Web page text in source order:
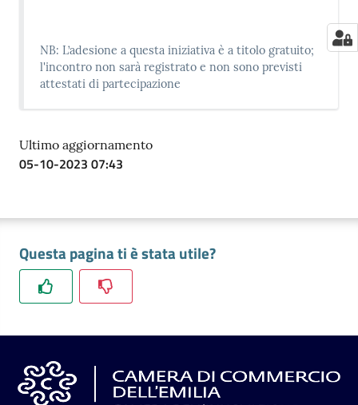
NB: L’adesione a questa iniziativa è a titolo gratuito;
l'incontro non sarà registrato e non sono previsti
attestati di partecipazione
Ultimo aggiornamento
05-10-2023 07:43
Questa pagina ti è stata utile?